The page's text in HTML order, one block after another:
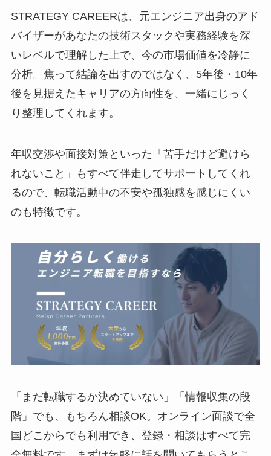
STRATEGY CAREERは、元エンジニア出身のアド
バイザーがあなたの技術スタックや実務経験を深
いレベルで理解した上で、今の市場価値を冷静に
分析。焦って結論を出すのではなく、5年後・10年
後を見据えたキャリアの方向性を、一緒にじっく
り整理してくれます。
年収交渉や面接対策といった「苦手だけど避けら
れないこと」もすべて伴走してサポートしてくれ
るので、転職活動中の不安や孤独感を感じにくい
のも特徴です。
「まだ転職するか決めていない」「情報収集の段
階」でも、もちろん相談OK。オンライン面談で全
国どこからでも利用でき、登録・相談はすべて完